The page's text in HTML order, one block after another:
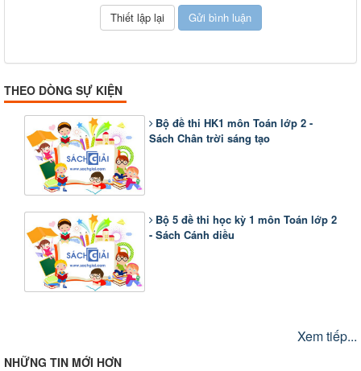
THEO DÒNG SỰ KIỆN
Bộ đề thi HK1 môn Toán lớp 2 -
Sách Chân trời sáng tạo
Bộ 5 đề thi học kỳ 1 môn Toán lớp 2
- Sách Cánh diều
Xem tiếp...
NHỮNG TIN MỚI HƠN